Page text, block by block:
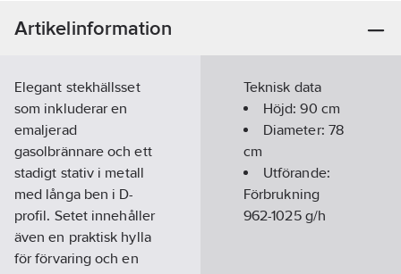
Artikelinformation
Elegant stekhällsset
som inkluderar en
emaljerad
gasolbrännare och ett
stadigt stativ i metall
med långa ben i D-
profil. Setet innehåller
även en praktisk hylla
för förvaring och en
Teknisk data
Höjd:90 cm
Diameter: 78
cm
Utförande:
Förbrukning
962-1025 g/h